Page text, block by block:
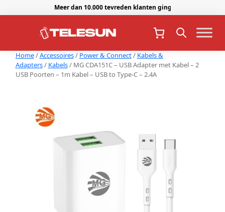
Meer dan 10.000 tevreden klanten gingen je voor.
Home/Accessoires/ Power & Connect/ Kabels &
Adapters/ Kabels/ MG CDA151C – USB Adapter met Kabel – 2
USB Poorten – 1m Kabel – USB to Type-C – 2.4A